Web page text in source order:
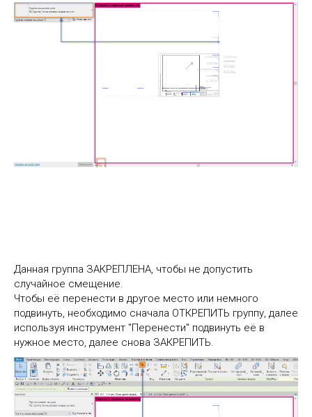
Данная группа ЗАКРЕПЛЕНА, чтобы не допустить
случайное смещение.
Чтобы её перенести в другое место или немного
подвинуть, необходимо сначала ОТКРЕПИТЬ группу, далее
используя инструмент "Перенести" подвинуть её в
нужное место, далее снова ЗАКРЕПИТЬ.